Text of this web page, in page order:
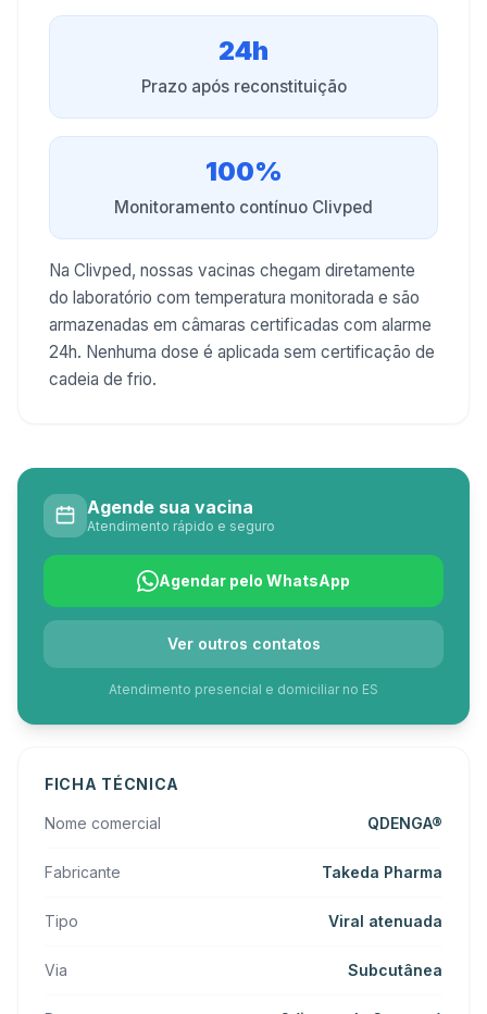
24h
Prazo após reconstituição
100%
Monitoramento contínuo Clivped
Na Clivped, nossas vacinas chegam diretamente
do laboratório com temperatura monitorada e são
armazenadas em câmaras certificadas com alarme
24h. Nenhuma dose é aplicada sem certificação de
cadeia de frio.
Agende sua vacina
Atendimento rápido e seguro
Agendar pelo WhatsApp
Ver outros contatos
Atendimento presencial e domiciliar no ES
FICHA TÉCNICA
Nome comercial QDENGA®
Fabricante Takeda Pharma
Tipo Viral atenuada
Via Subcutânea